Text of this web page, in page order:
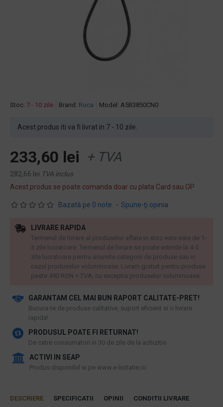
Stoc: 7 - 10 zile Brand: Roca Model: A5B3850CN0
Acest produs iti va fi livrat in 7 - 10 zile.
Bazată pe 0 note. - Spune-ţi opinia
233,60 lei + TVA
282,66 lei TVA inclus
Acest produs se poate comanda doar cu plata Card sau OP
GARANTAM CEL MAI BUN RAPORT CALITATE-PRET!
​Bucura-te de produse calitative, suport eficient si o livrare
rapida!
PRODUSUL POATE FI RETURNAT!
De catre consumatori in 30 de zile de la achizitie
ACTIVI IN SEAP
Produs disponibil si pe www.e-licitatie.ro
LIVRARE RAPIDA
Termenul de livrare al produselor aflate in stoc este este de 1-
3 zile lucratoare. Termenul de livrare se poate extinde la 4-5
zile lucratoare pentru anumite categorii de produse sau in
cazul produselor voluminoase. Livram gratuit pentru produse
peste 490 RON + TVA, cu exceptia produselor voluminoase.
DESCRIERE SPECIFICATII OPINII CONDITII LIVRARE